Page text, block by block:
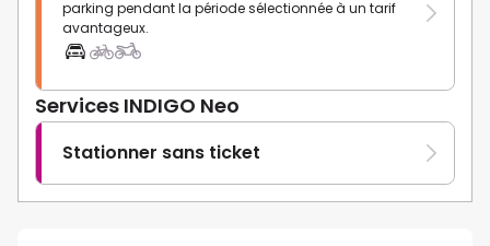
parking pendant la période sélectionnée à un tarif
avantageux.
Services INDIGO Neo
Stationner sans ticket